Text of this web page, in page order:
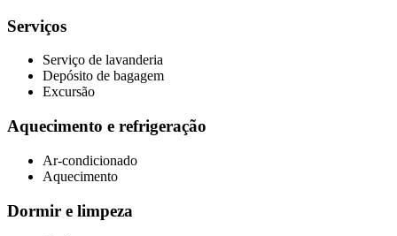
Serviços
Serviço de lavanderia
Depósito de bagagem
Excursão
Aquecimento e refrigeração
Ar-condicionado
Aquecimento
Dormir e limpeza